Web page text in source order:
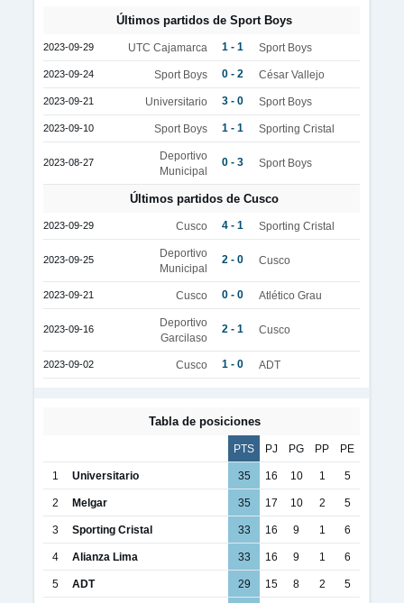
Últimos partidos de Sport Boys
2023-09-29 UTC Cajamarca 1 - 1 Sport Boys
2023-09-24 Sport Boys 0 - 2 César Vallejo
2023-09-21 Universitario 3 - 0 Sport Boys
2023-09-10 Sport Boys 1 - 1 Sporting Cristal
2023-08-27
Deportivo
Municipal
0 - 3 Sport Boys
Últimos partidos de Cusco
2023-09-29 Cusco 4 - 1 Sporting Cristal
2023-09-25
Deportivo
Municipal
2 - 0 Cusco
2023-09-21 Cusco 0 - 0 Atlético Grau
2023-09-16
Deportivo
Garcilaso
2 - 1 Cusco
2023-09-02 Cusco 1 - 0 ADT
Tabla de posiciones
PTS PJ PG PP PE
1 Universitario 35 16 10 1 5
2 Melgar 35 17 10 2 5
3 Sporting Cristal 33 16 9 1 6
4 Alianza Lima 33 16 9 1 6
5 ADT 29 15 8 2 5